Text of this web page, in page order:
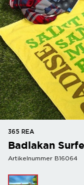
365 REA
Badlakan
Artikelnummer B16064